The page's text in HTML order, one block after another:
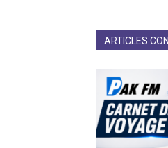
ARTICLES